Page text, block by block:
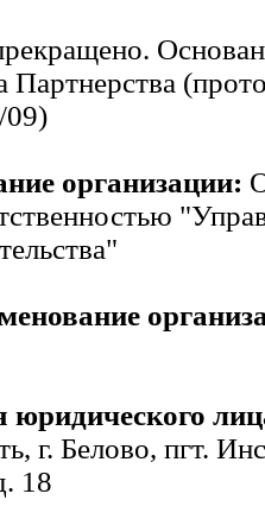
организации:
юридического
г. Белово, пгт.
18